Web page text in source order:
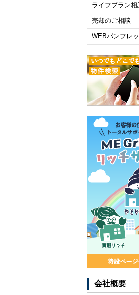
ライフプラン相
売却のご相談
WEBパンフレ
会社概要